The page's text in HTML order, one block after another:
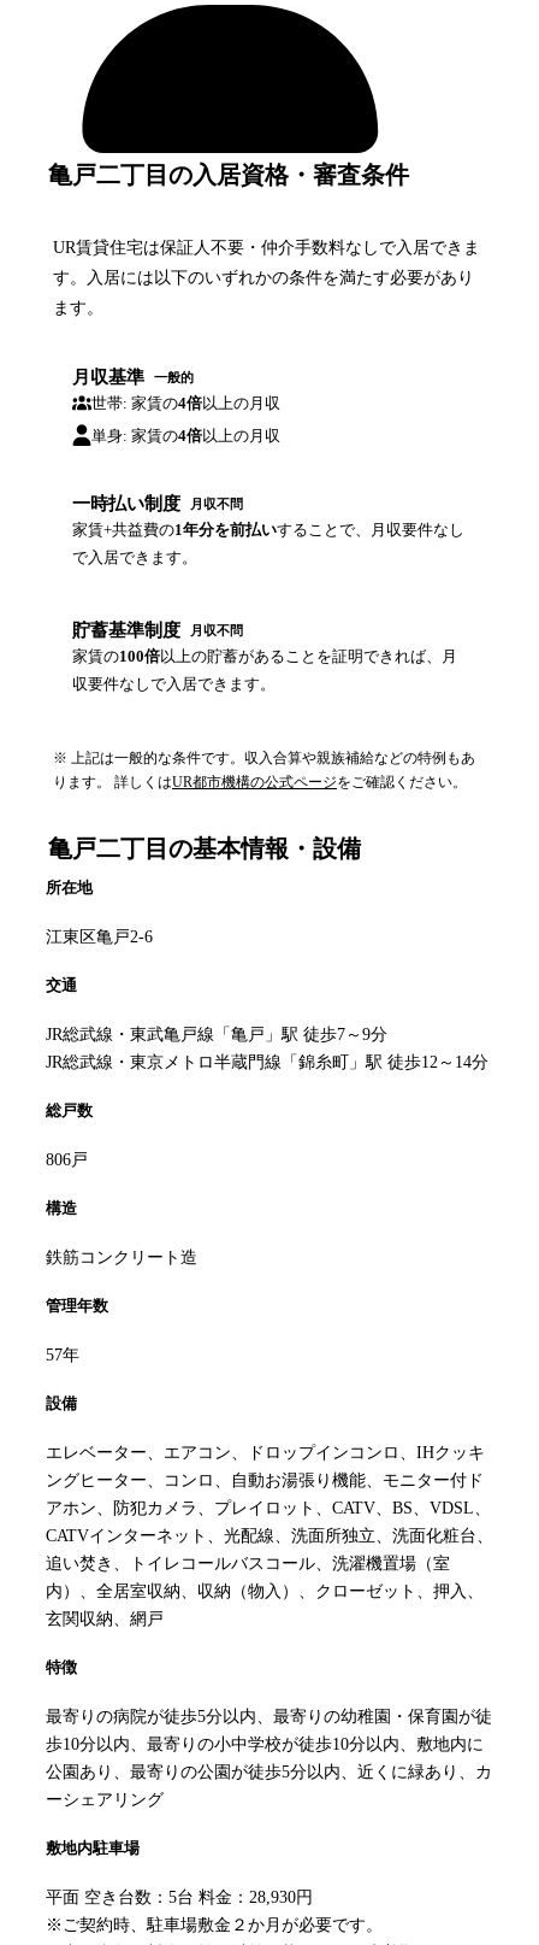
亀戸二丁目の入居資格・審査条件
UR賃貸住宅は保証人不要・仲介手数料なしで入居できま
す。入居には以下のいずれかの条件を満たす必要があり
ます。
月収基準 一般的
世帯: 家賃の4倍以上の月収
単身: 家賃の4倍以上の月収
一時払い制度 月収不問
家賃+共益費の1年分を前払いすることで、月収要件なし
で入居できます。
貯蓄基準制度 月収不問
家賃の100倍以上の貯蓄があることを証明できれば、月
収要件なしで入居できます。
※ 上記は一般的な条件です。収入合算や親族補給などの特例もあ
ります。 詳しくはUR都市機構の公式ページをご確認ください。
亀戸二丁目 の基本情報・設備
所在地
江東区亀戸2-6
交通
JR総武線・東武亀戸線「亀戸」駅 徒歩7～9分
JR総武線・東京メトロ半蔵門線「錦糸町」駅 徒歩12～14分
総戸数
806戸
構造
鉄筋コンクリート造
管理年数
57年
設備
エレベーター、エアコン、ドロップインコンロ、IHクッキ
ングヒーター、コンロ、自動お湯張り機能、モニター付ド
アホン、防犯カメラ、プレイロット、CATV、BS、VDSL、
CATVインターネット、光配線、洗面所独立、洗面化粧台、
追い焚き、トイレコールバスコール、洗濯機置場（室
内）、全居室収納、収納（物入）、クローゼット、押入、
玄関収納、網戸
特徴
最寄りの病院が徒歩5分以内、最寄りの幼稚園・保育園が徒
歩10分以内、最寄りの小中学校が徒歩10分以内、敷地内に
公園あり、最寄りの公園が徒歩5分以内、近くに緑あり、カ
ーシェアリング
敷地内駐車場
平面 空き台数：5台 料金：28,930円
※ご契約時、駐車場敷金２か月が必要です。